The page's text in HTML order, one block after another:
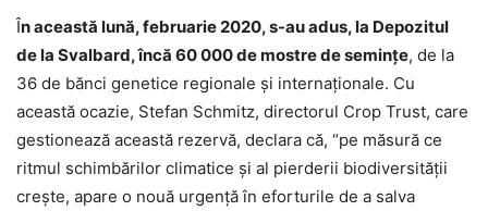
În această lună, februarie 2020, s-au adus, la Depozitul
de la Svalbard, încă 60 000 de mostre de seminţe, de la
36 de bănci genetice regionale şi internaţionale. Cu
această ocazie, Stefan Schmitz, directorul Crop Trust, care
gestionează această rezervă, declara că, “pe măsură ce
ritmul schimbărilor climatice şi al pierderii biodiversităţii
creşte, apare o nouă urgenţă în eforturile de a salva